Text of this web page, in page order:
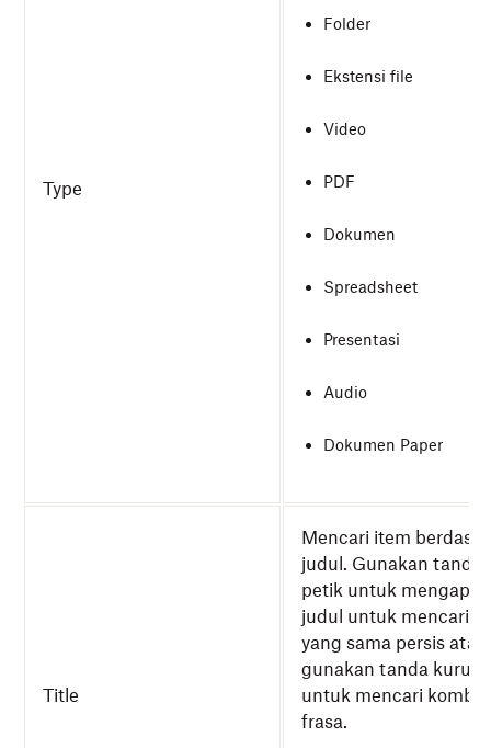
Type
Folder
Ekstensi file
Video
PDF
Dokumen
Spreadsheet
Presentasi
Audio
Dokumen Paper
Title
Mencari item
judul. Gunakan tanda
petik untuk mengapit
judul untuk mencari
yang sama persis atau
gunakan tanda
untuk mencari
frasa.